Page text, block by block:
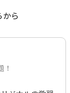
ら